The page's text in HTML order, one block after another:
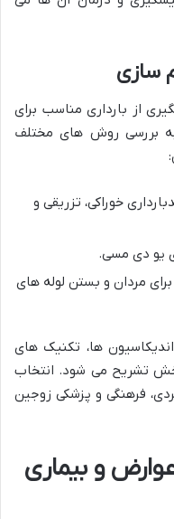
سازی
از بارداری مناسب برای
بررسی روش های مختلف
خوراکی، تزریقی و
یو دی مسی.
مردان و بستن لوله های
ها، تکنیک های
تشریح می شود. انتخاب
فرهنگی و پزشکی زوجین
و بیماری